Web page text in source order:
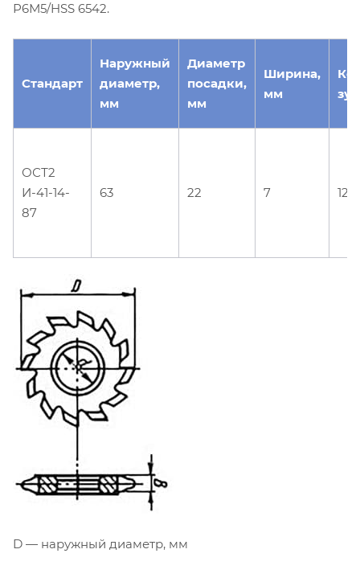
Р6М5/HSS 6542.
Стандарт
Наружный
диаметр,
мм
Диаметр
посадки,
мм
Ширина,
мм
ОСТ2
И-41-14-
87
63 22 7 12
D — наружный диаметр, мм